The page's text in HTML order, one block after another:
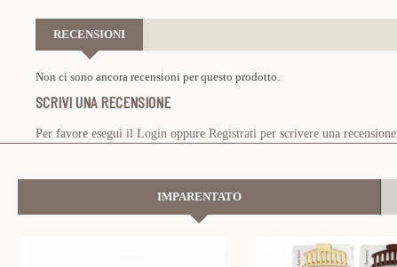
RECENSIONI
Non ci sono ancora recensioni per questo prodotto.
SCRIVI UNA RECENSIONE
Per favore esegui il Login oppure Registrati per scrivere una recensione
IMPARENTATO